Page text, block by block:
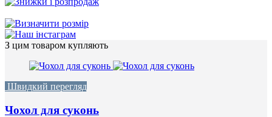
З цим товаром купляють
Швидкий перегляд
Чохол для суконь